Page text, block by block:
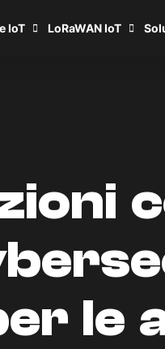
IoT LoRaWAN IoT
le